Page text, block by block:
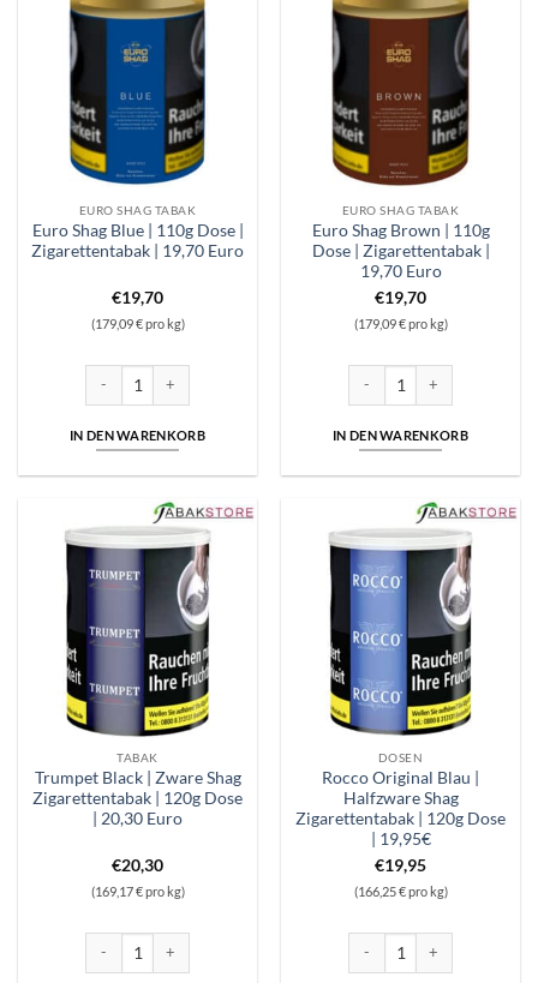
EURO SHAG TABAK
Euro Shag Blue | 110g Dose |
Zigarettentabak | 19,70 Euro
€19,70
(179,09 € pro kg)
IN DEN WARENKORB
EURO SHAG TABAK
Euro Shag Brown | 110g
Dose | Zigarettentabak |
19,70 Euro
€19,70
(179,09 € pro kg)
IN DEN WARENKORB
TABAK
Trumpet Black | Zware Shag
Zigarettentabak | 120g Dose
| 20,30 Euro
€20,30
(169,17 € pro kg)
DOSEN
Rocco Original Blau |
Halfzware Shag
Zigarettentabak | 120g Dose
| 19,95€
€19,95
(166,25 € pro kg)